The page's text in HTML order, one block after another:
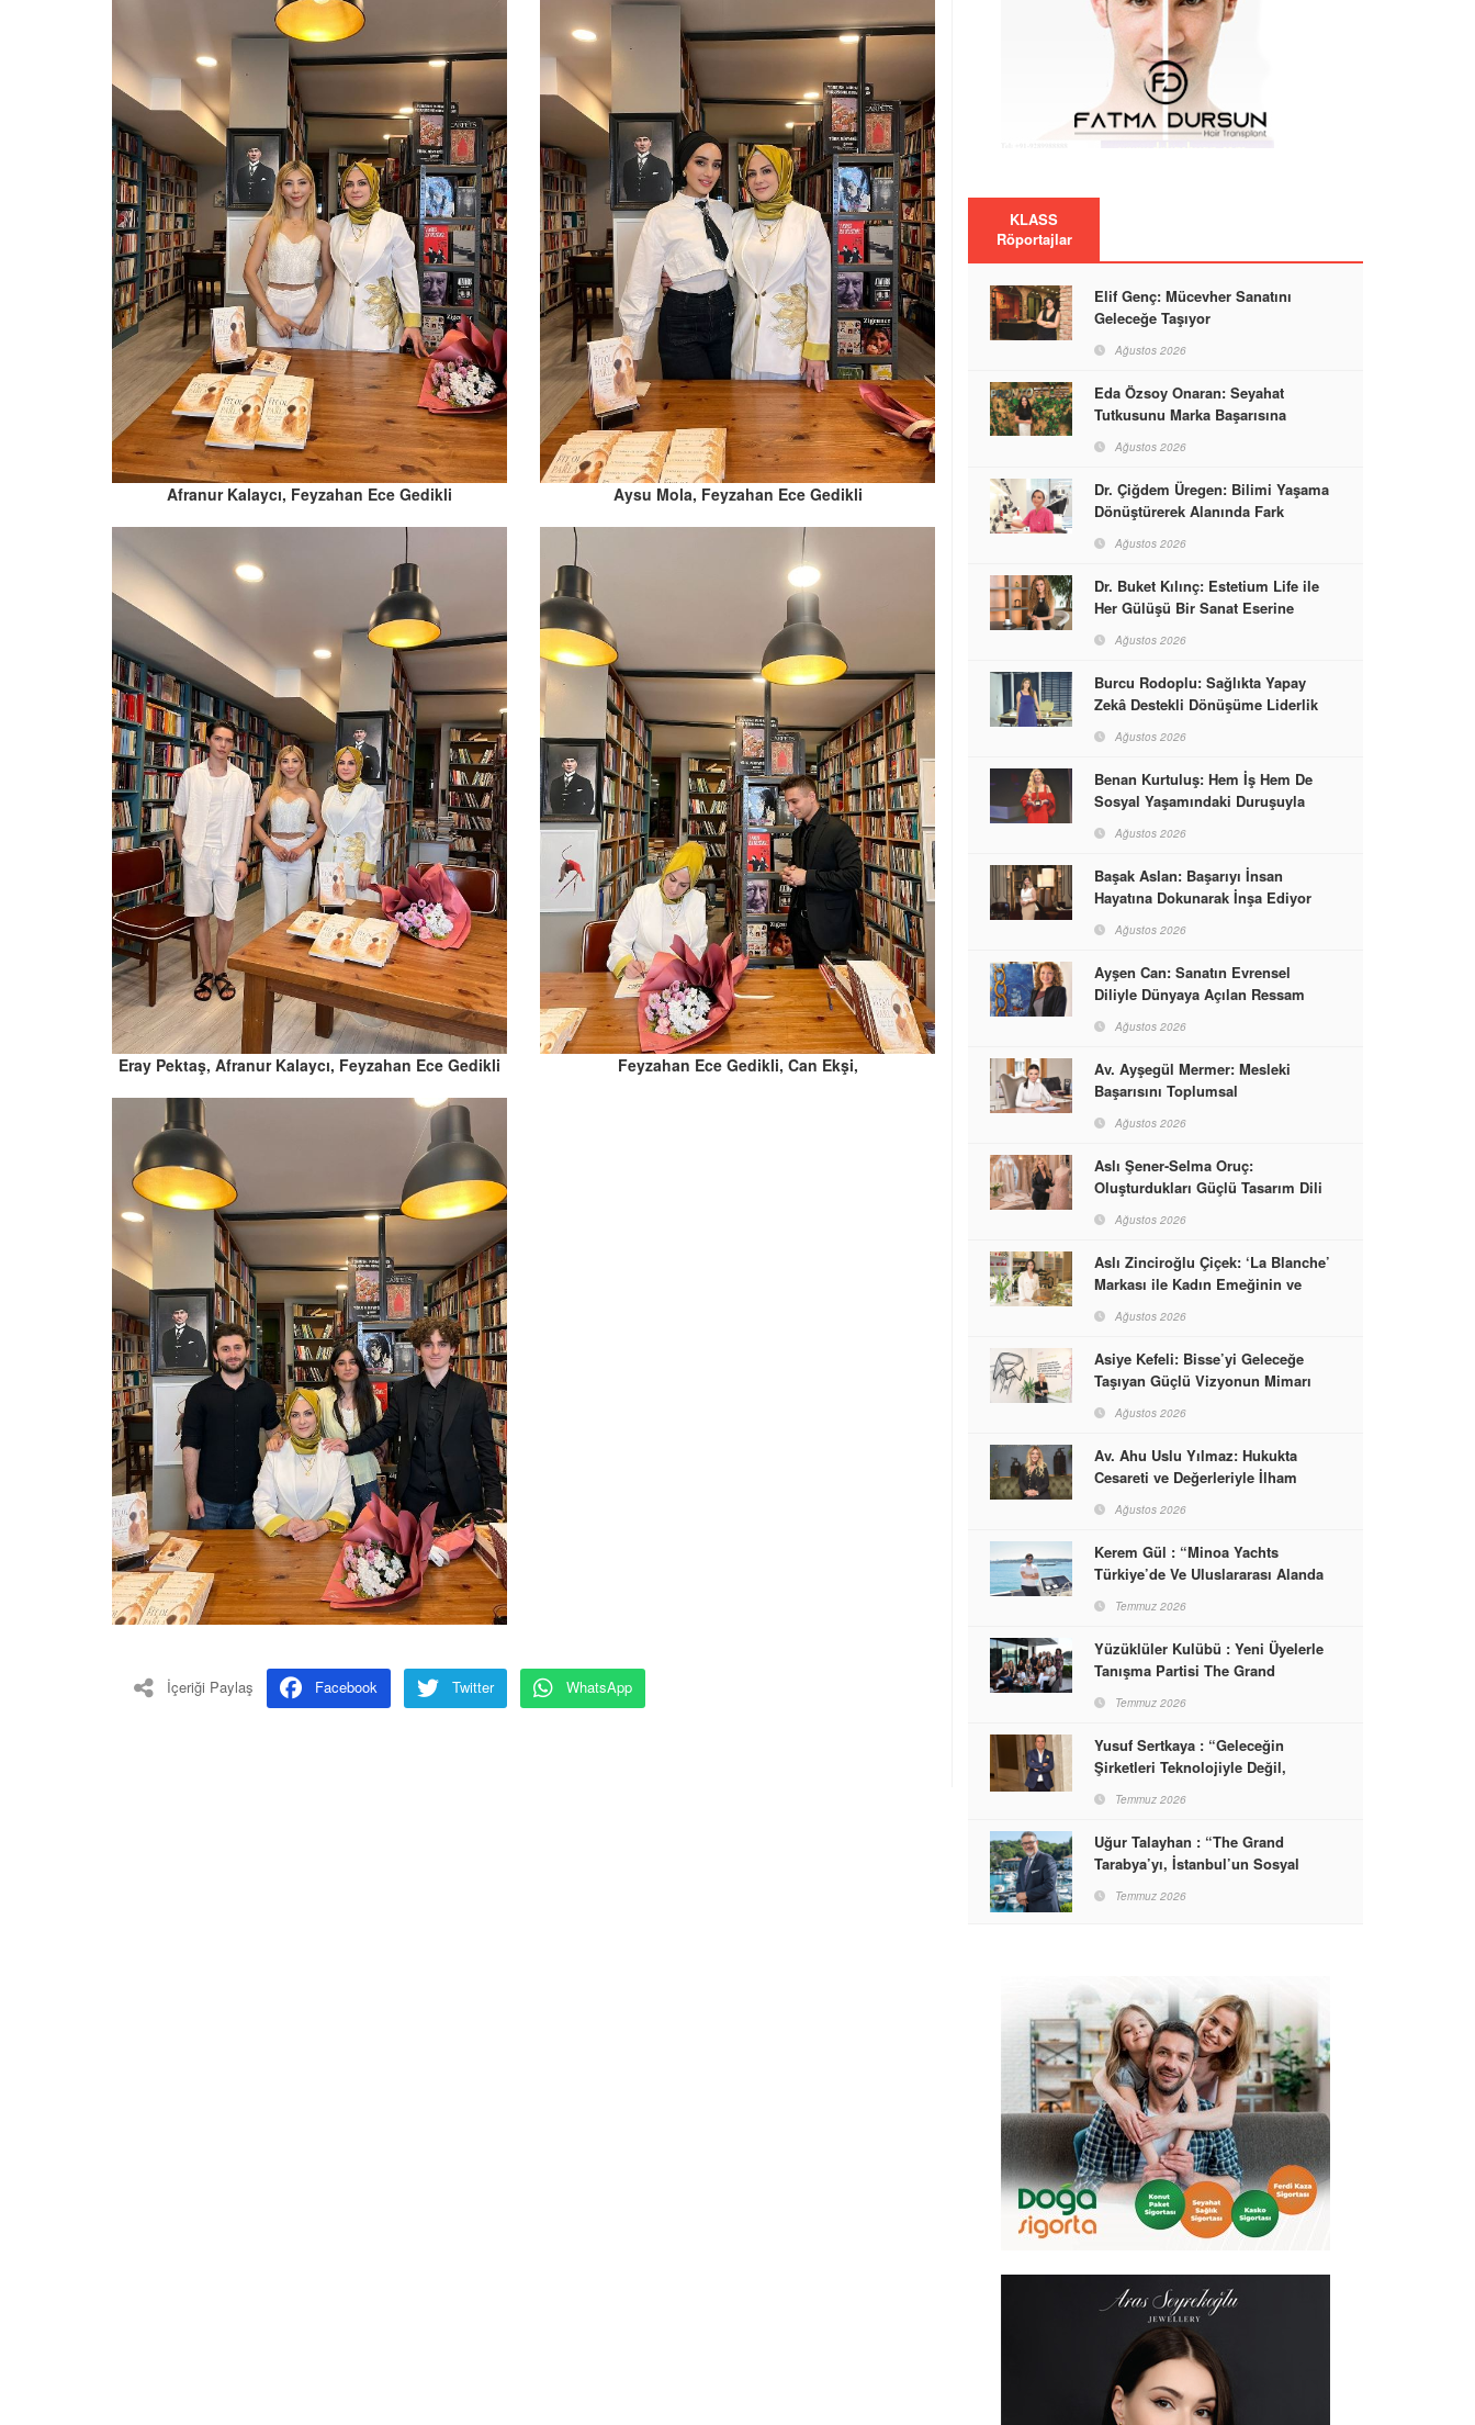
Afranur Kalaycı, Feyzahan Ece Gedikli Aysu Mola, Feyzahan Ece Gedikli
Eray Pektaş, Afranur Kalaycı, Feyzahan Ece Gedikli Feyzahan Ece Gedikli, Can Ekşi,
İçeriği Paylaş Facebook Twitter WhatsApp
KLASS
Röportajlar
Elif Genç: Mücevher Sanatını
Geleceğe Taşıyor
Ağustos 2026
Eda Özsoy Onaran: Seyahat
Tutkusunu Marka Başarısına
Ağustos 2026
Dr. Çiğdem Üregen: Bilimi Yaşama
Dönüştürerek Alanında Fark
Ağustos 2026
Dr. Buket Kılınç: Estetium Life ile
Her Gülüşü Bir Sanat Eserine
Ağustos 2026
Burcu Rodoplu: Sağlıkta Yapay
Zekâ Destekli Dönüşüme Liderlik
Ağustos 2026
Benan Kurtuluş: Hem İş Hem De
Sosyal Yaşamındaki Duruşuyla
Ağustos 2026
Başak Aslan: Başarıyı İnsan
Hayatına Dokunarak İnşa Ediyor
Ağustos 2026
Ayşen Can: Sanatın Evrensel
Diliyle Dünyaya Açılan Ressam
Ağustos 2026
Av. Ayşegül Mermer: Mesleki
Başarısını Toplumsal
Ağustos 2026
Aslı Şener-Selma Oruç:
Oluşturdukları Güçlü Tasarım Dili
Dünyasına İmzalarını Attılar
Ağustos 2026
Aslı Zinciroğlu Çiçek: ‘La Blanche’
Markası ile Kadın Emeğinin ve
Başarabileceğinin En Güzel
Örneğini Sunuyor
Ağustos 2026
Asiye Kefeli: Bisse’yi Geleceğe
Taşıyan Güçlü Vizyonun Mimarı
Ağustos 2026
Av. Ahu Uslu Yılmaz: Hukukta
Cesareti ve Değerleriyle İlham
Ağustos 2026
Kerem Gül : “Minoa Yachts
Türkiye’de Ve Uluslararası Alanda
Markası Olacak”
Temmuz 2026
Yüzüklüler Kulübü : Yeni Üyelerle
Tanışma Partisi The Grand
Temmuz 2026
Yusuf Sertkaya : “Geleceğin
Şirketleri Teknolojiyle Değil,
Temmuz 2026
Uğur Talayhan : “The Grand
Tarabya’yı, İstanbul’un Sosyal
Destinasyon Haline Getirmeyi
Temmuz 2026